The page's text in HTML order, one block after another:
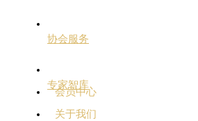
协会服务
专家智库
会员中心
关于我们